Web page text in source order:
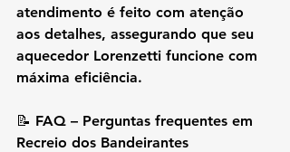
atendimento é feito com atenção
aos detalhes, assegurando que seu
aquecedor Lorenzetti funcione com
máxima eficiência.
📝 FAQ – Perguntas frequentes em
Recreio dos Bandeirantes